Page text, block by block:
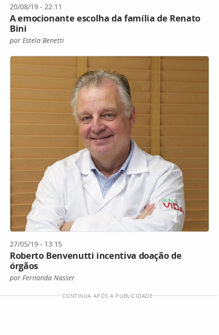
20/08/19 - 22:11
A emocionante escolha da família de Renato
Bini
por Estela Benetti
27/05/19 - 13:15
Roberto Benvenutti incentiva doação de
órgãos
por Fernanda Nasser
CONTINUA APÓS A PUBLICIDADE